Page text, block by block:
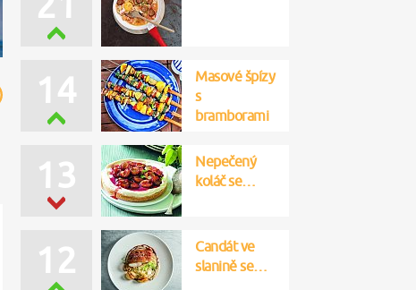
13
Nepečený
koláč se…
14
Masové špízy
s
bramborami
12
Candát ve
slanině se…